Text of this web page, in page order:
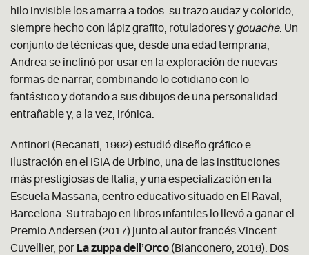
hilo invisible los amarra a todos: su trazo audaz y colorido,
siempre hecho con lápiz grafito, rotuladores ygouache. Un
conjunto de técnicas que, desde una edad temprana,
Andrea se inclinó por usar en la exploración de nuevas
formas de narrar, combinando lo cotidiano con lo
fantástico y dotando a sus dibujos de una personalidad
entrañable y, a la vez, irónica.
Antinori (Recanati, 1992) estudió diseño gráfico e
ilustración en el ISIA de Urbino, una de las instituciones
más prestigiosas de Italia, y una especialización en la
Escuela Massana, centro educativo situado en El Raval,
Barcelona. Su trabajo en libros infantiles lo llevó a ganar el
Premio Andersen (2017) junto al autor francés Vincent
Cuvellier, por La zuppa dell’Orco (Bianconero, 2016). Dos